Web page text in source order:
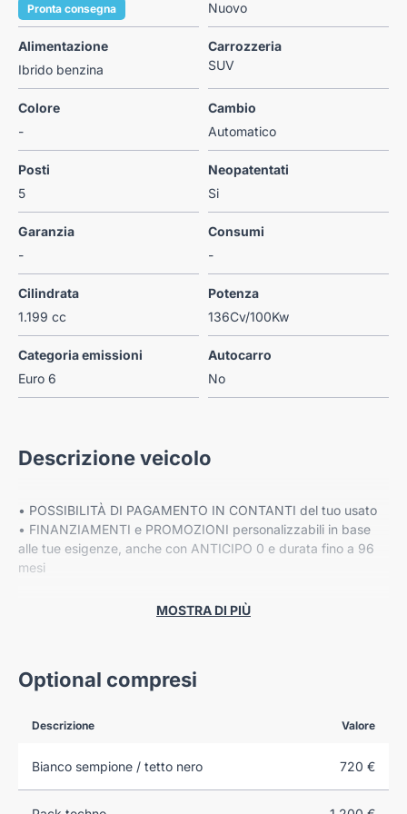
Pronta consegna Nuovo
Alimentazione
Ibrido benzina
Carrozzeria
SUV
Colore
-
Cambio
Automatico
Posti
5
Neopatentati
Si
Garanzia
-
Consumi
-
Cilindrata
1.199 cc
Potenza
136Cv/100Kw
Categoria emissioni
Euro 6
Autocarro
No
Descrizione veicolo
• POSSIBILITÀ DI PAGAMENTO IN CONTANTI del tuo usato
• FINANZIAMENTI e PROMOZIONI personalizzabili in base
alle tue esigenze, anche con ANTICIPO 0 e durata fino a 96
mesi
MOSTRA DI PIÙ
Optional compresi
Descrizione Valore
Bianco sempione / tetto nero 720 €